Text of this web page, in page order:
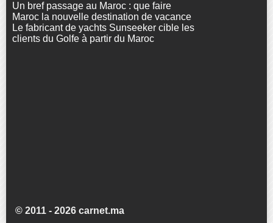
Un bref passage au Maroc : que faire
Maroc la nouvelle destination de vacance
Le fabricant de yachts Sunseeker cible les
clients du Golfe à partir du Maroc
© 2011 - 2026 carnet.ma